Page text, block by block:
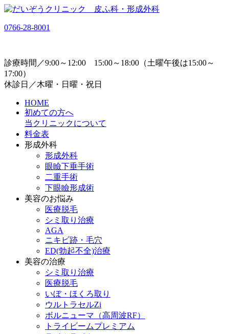
0766-28-8001
診療時間／9:00～12:00 15:00～18:00（土曜午後は15:00～
17:00）
休診日／木曜・日曜・祝日
HOME
初めての方へ
当クリニックについて
料金表
形成外科
形成外科
眼瞼下垂手術
二重手術
下眼瞼形成術
美容のお悩み
医療脱毛
シミ取り治療
AGA
ニキビ跡・毛穴
ED(勃起不全)治療
美容の治療
シミ取り治療
医療脱毛
いぼ・ほくろ取り
ウルトラセルZi
ボルニューマ（高周波RF）
トライビームプレミアム